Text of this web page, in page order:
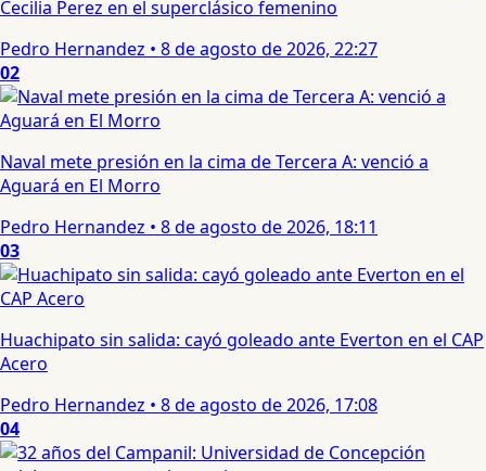
Cecilia Perez en el superclásico femenino
Pedro Hernandez • 8 de agosto de 2026, 22:27
02
Naval mete presión en la cima de Tercera A: venció a
Aguará en El Morro
Pedro Hernandez • 8 de agosto de 2026, 18:11
03
Huachipato sin salida: cayó goleado ante Everton en el CAP
Acero
Pedro Hernandez • 8 de agosto de 2026, 17:08
04